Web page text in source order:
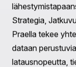
paljastaa
löytää
mukauttaa
Kasvua varten
Kun